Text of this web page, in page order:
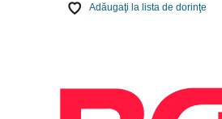
Adăugaţi la lista de dorinţe